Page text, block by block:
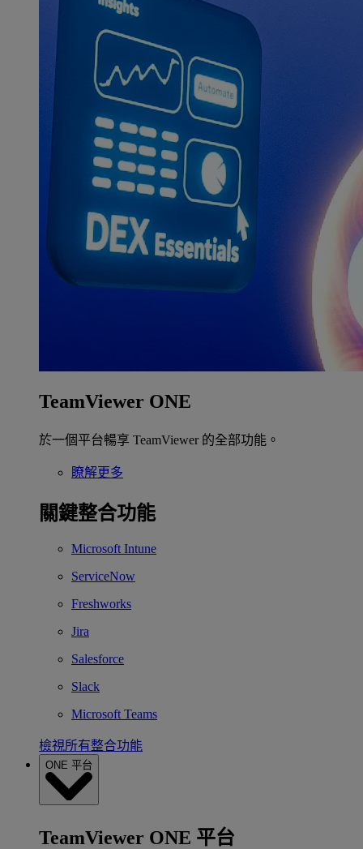
TeamViewer ONE
於一個平台暢享 TeamViewer 的全部功能。
瞭解更多
關鍵整合功能
Microsoft Intune
ServiceNow
Freshworks
Jira
Salesforce
Slack
Microsoft Teams
檢視所有整合功能
ONE 平台
TeamViewer ONE 平台